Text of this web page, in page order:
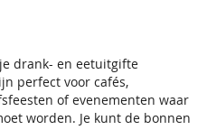
drank- en eetuitgifte
perfect voor cafés,
of evenementen waar
worden. Je kunt de bonnen